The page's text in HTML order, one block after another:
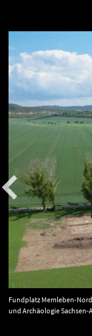
Fundplatz Memleben-
und Archäologie